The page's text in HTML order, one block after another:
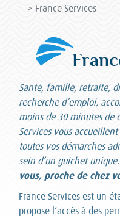
France Services
Santé, famille, retraite,
recherche d’emploi,
moins de 30 minutes de
Services vous
toutes vos démarches
sein d’un guichet unique.
vous, proche de chez
France Services est un
propose l’accès à des